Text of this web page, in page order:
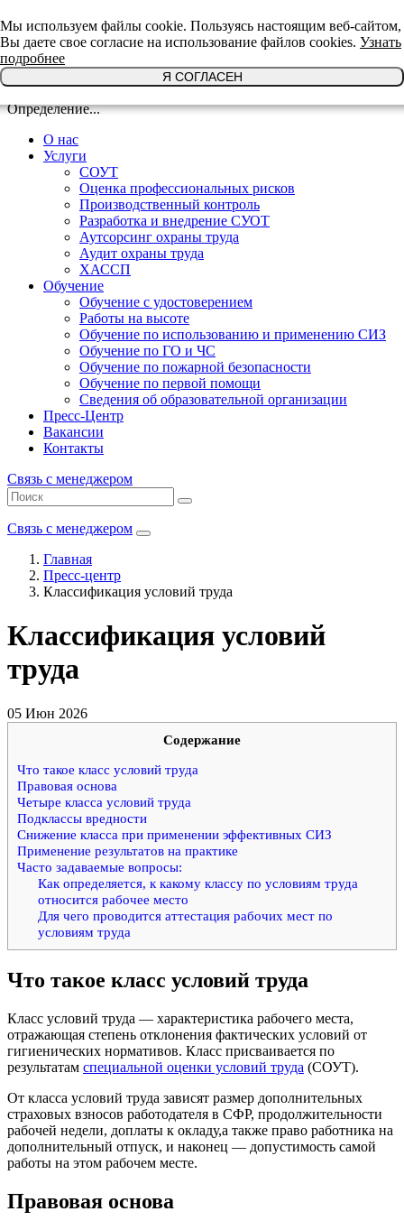
Определение...
О нас
Услуги
СОУТ
Оценка профессиональных рисков
Производственный контроль
Разработка и внедрение СУОТ
Аутсорсинг охраны труда
Аудит охраны труда
ХАССП
Обучение
Обучение с удостоверением
Работы на высоте
Обучение по использованию и применению СИЗ
Обучение по ГО и ЧС
Обучение по пожарной безопасности
Обучение по первой помощи
Сведения об образовательной организации
Пресс-Центр
Вакансии
Контакты
Связь с менеджером
Связь с менеджером
Главная
Пресс-центр
Классификация условий труда
Классификация условий
труда
05 Июн 2026
Содержание
Что такое класс условий труда
Правовая основа
Четыре класса условий труда
Подклассы вредности
Снижение класса при применении эффективных СИЗ
Применение результатов на практике
Часто задаваемые вопросы:
Как определяется, к какому классу по условиям труда
относится рабочее место
Для чего проводится аттестация рабочих мест по
условиям труда
Что такое класс условий труда
Класс условий труда — характеристика рабочего места,
отражающая степень отклонения фактических условий от
гигиенических нормативов. Класс присваивается по
результатам специальной оценки условий труда (СОУТ).
От класса условий труда зависят размер дополнительных
страховых взносов работодателя в СФР, продолжительности
рабочей недели, доплаты к окладу,а также право работника на
дополнительный отпуск, и наконец — допустимость самой
работы на этом рабочем месте.
Правовая основа
Мы используем файлы cookie. Пользуясь настоящим веб-сайтом,
Вы даете свое согласие на использование файлов cookies. Узнать
подробнее
Я СОГЛАСЕН